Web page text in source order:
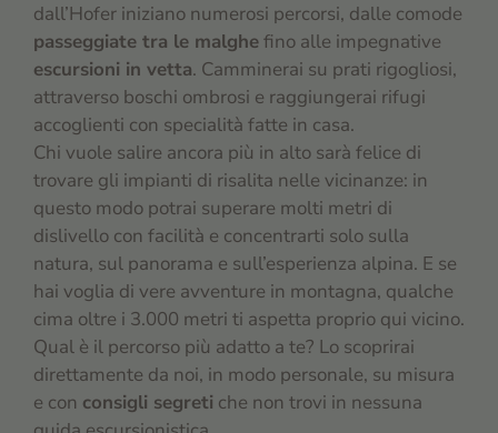
dall’Hofer iniziano numerosi percorsi, dalle comode
passeggiate tra le malghefino alle impegnative
escursioni in vetta. Camminerai su prati rigogliosi,
attraverso boschi ombrosi e raggiungerai rifugi
accoglienti con specialità fatte in casa.
Chi vuole salire ancora più in alto sarà felice di
trovare gli impianti di risalita nelle vicinanze: in
questo modo potrai superare molti metri di
dislivello con facilità e concentrarti solo sulla
natura, sul panorama e sull’esperienza alpina. E se
hai voglia di vere avventure in montagna, qualche
cima oltre i 3.000 metri ti aspetta proprio qui vicino.
Qual è il percorso più adatto a te? Lo scoprirai
direttamente da noi, in modo personale, su misura
e con consigli segreti che non trovi in nessuna